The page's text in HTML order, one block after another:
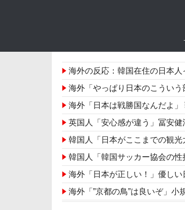
海外の反応：韓国在住の日本
海外「やっぱり日本のこういう部分
海外「日本は戦勝国なんだよ
英国人「安心感が違う」冨安健洋、
韓国人「日本がここまでの観光大国
韓国人「韓国サッカー協会の性接待報道、海外でも大騒ぎに・
海外「日本が正しい！」優し
海外「”京都の鳥”は良いぞ」